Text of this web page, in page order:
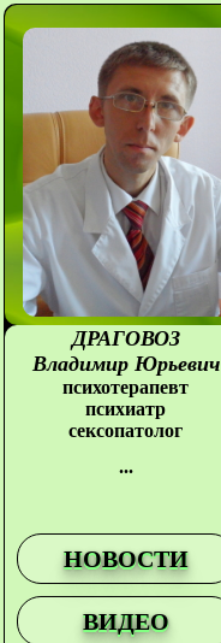
ДРАГОВОЗ
Владимир Юрьевич
психотерапевт
психиатр
сексопатолог
...
НОВОСТИ
ВИДЕО